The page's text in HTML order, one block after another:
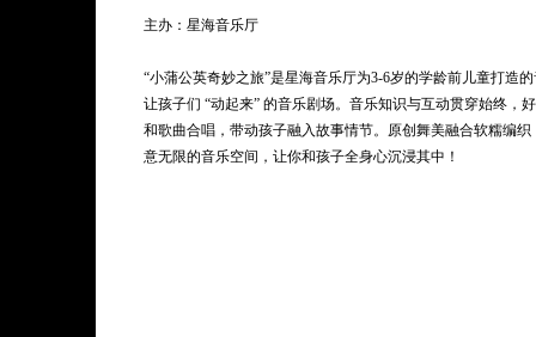
主办：星海音乐厅
“小蒲公英奇妙之旅”是星海音乐厅为3-6岁的学龄前儿童打造
让孩子们 “动起来” 的音乐剧场。音乐知识与互动贯穿始终，
和歌曲合唱，带动孩子融入故事情节。原创舞美融合软糯编
意无限的音乐空间，让你和孩子全身心沉浸其中！